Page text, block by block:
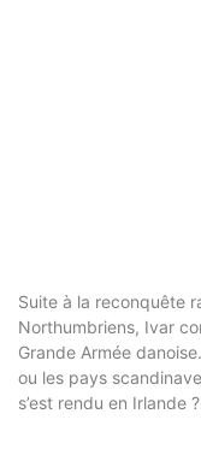
Suite à la reconquête
Northumbriens, Ivar
Grande Armée
ou les pays
s’est rendu en Irlande ?